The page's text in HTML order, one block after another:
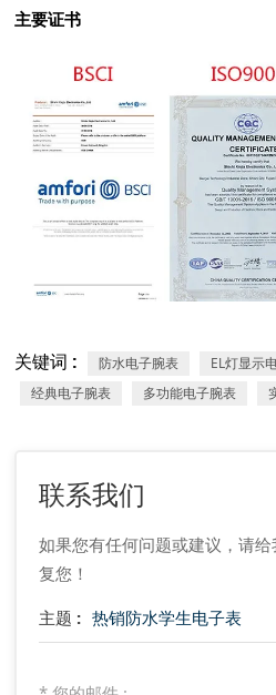
主要证书
关键词 : 防水电子腕表 EL灯显示
经典电子腕表
多功能电子腕表
联系我们
如果您有任何问题或建议，请
复您！
主题 : 热销防水学生电子表